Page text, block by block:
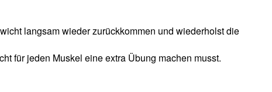
langsam wieder zurückkommen und wiederholst die
für jeden Muskel eine extra Übung machen musst.